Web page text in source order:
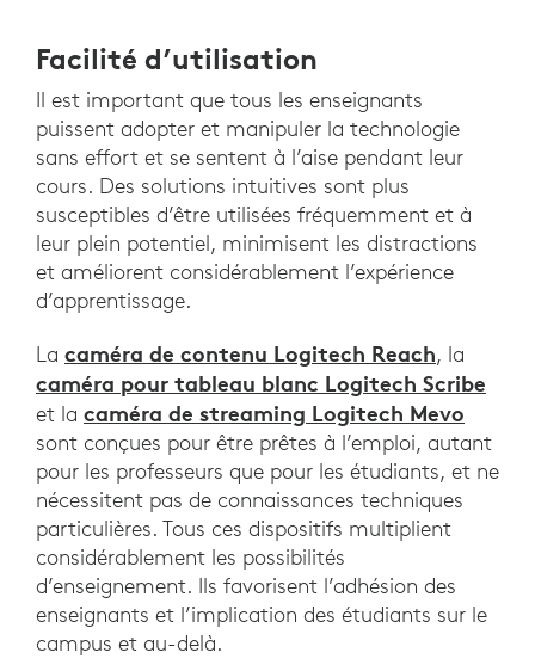
Facilité d’utilisation
Il est important que tous les enseignants
puissent adopter et manipuler la technologie
sans effort et se sentent à l’aise pendant leur
cours. Des solutions intuitives sont plus
susceptibles d’être utilisées fréquemment et à
leur plein potentiel, minimisent les distractions
et améliorent considérablement l’expérience
d’apprentissage.
La caméra de contenu Logitech Reach, la
caméra pour tableau blanc Logitech Scribe
et la caméra de streaming Logitech Mevo
sont conçues pour être prêtes à l’emploi, autant
pour les professeurs que pour les étudiants, et ne
nécessitent pas de connaissances techniques
particulières. Tous ces dispositifs multiplient
considérablement les possibilités
d’enseignement. Ils favorisent l’adhésion des
enseignants et l’implication des étudiants sur le
campus et au-delà.